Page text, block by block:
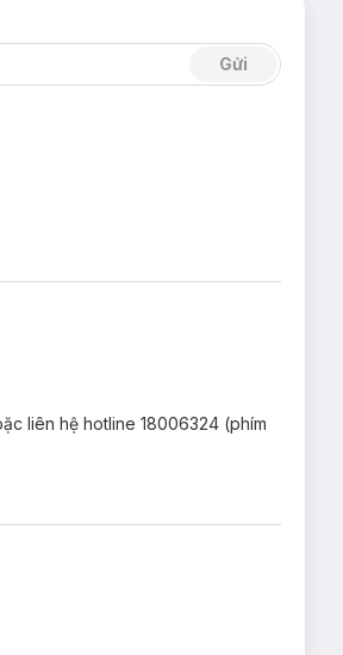
Gửi
liên hệ hotline 18006324 (phím